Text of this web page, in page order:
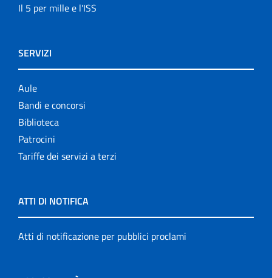
Il 5 per mille e l'ISS
SERVIZI
Aule
Bandi e concorsi
Biblioteca
Patrocini
Tariffe dei servizi a terzi
ATTI DI NOTIFICA
Atti di notificazione per pubblici proclami